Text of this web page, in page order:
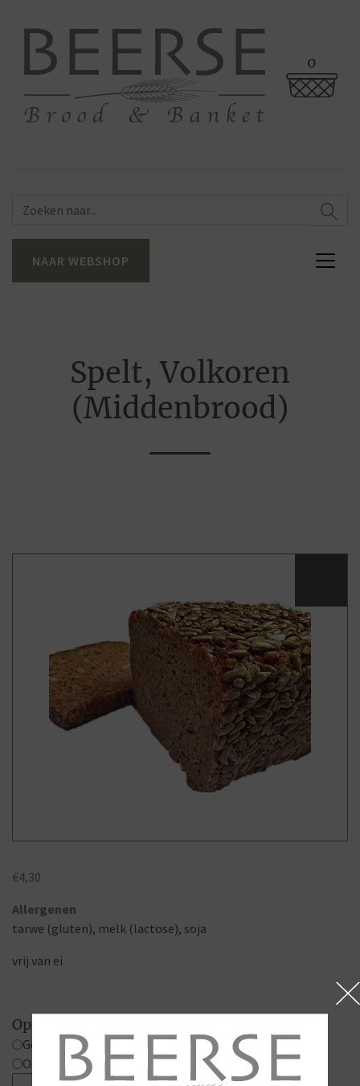
0
NAAR WEBSHOP
Spelt, Volkoren
(Middenbrood)
€4,30
Allergenen
tarwe (gluten), melk (lactose), soja
vrij van ei
Opties
Gesneden
Ongesneden